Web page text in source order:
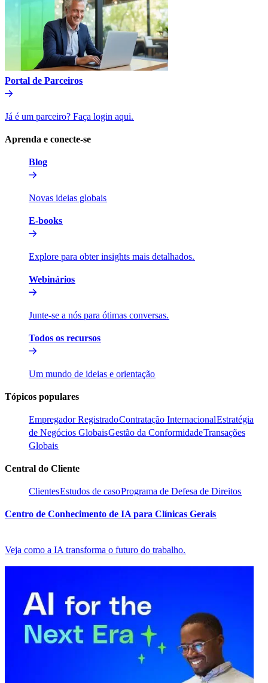
Portal de Parceiros​​
Já é um parceiro? Faça login aqui.​​
Aprenda e conecte-se​​
Blog​​
Novas ideias globais​​
E-books​​
Explore para obter insights mais detalhados.​​
Webinários​​
Junte-se a nós para ótimas conversas.​​
Todos os recursos​​
Um mundo de ideias e orientação​​
Tópicos populares​​
Empregador Registrado​​Contratação Internacional​​Estratégia
de Negócios Globais​​Gestão da Conformidade​​Transações
Globais​​
Central do Cliente​​
Clientes​​Estudos de caso​​Programa de Defesa de Direitos​​
Centro de Conhecimento de IA para Clínicas Gerais​​
Veja como a IA transforma o futuro do trabalho.​​